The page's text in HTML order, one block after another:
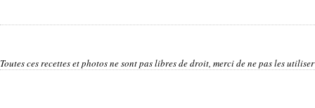
Toutes ces recettes et photos ne sont pas libres de droit, merci de ne pas les